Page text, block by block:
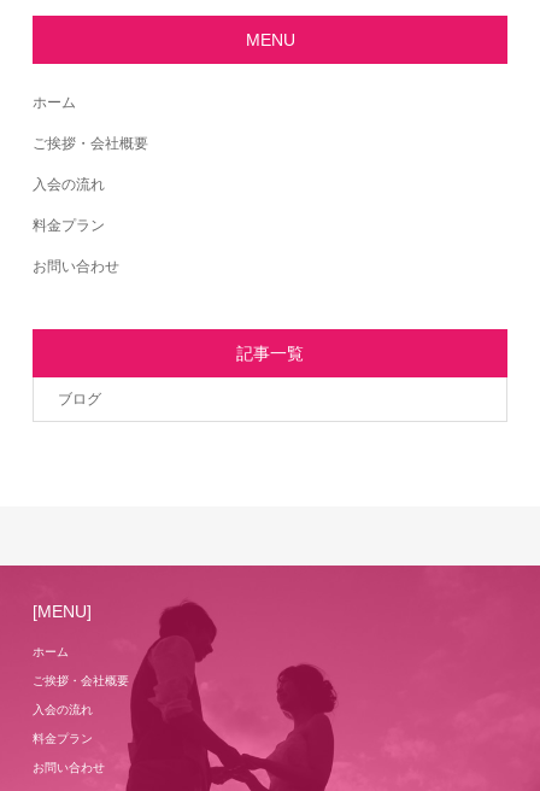
MENU
ホーム
ご挨拶・会社概要
入会の流れ
料金プラン
お問い合わせ
記事一覧
ブログ
[MENU]
ホーム
ご挨拶・会社概要
入会の流れ
料金プラン
お問い合わせ